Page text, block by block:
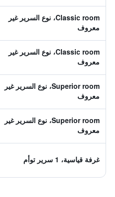
Classic room، نوع السرير غير
معروف
Classic room، نوع السرير غير
معروف
Superior room، نوع السرير غير
معروف
Superior room، نوع السرير غير
معروف
غرفة قياسية، 1 سرير توأم